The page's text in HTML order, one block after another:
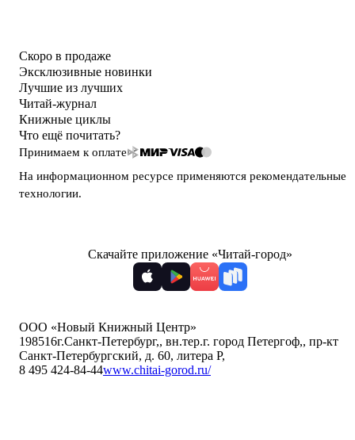
Скоро в продаже
Эксклюзивные новинки
Лучшие из лучших
Читай-журнал
Книжные циклы
Что ещё почитать?
Принимаем к оплате
На информационном ресурсе применяются рекомендательные
технологии.
Скачайте приложение «Читай-город»
ООО «Новый Книжный Центр»
198516г.Санкт-Петербург,, вн.тер.г. город Петергоф,, пр-кт
Санкт-Петербургский, д. 60, литера Р,
8 495 424-84-44www.chitai-gorod.ru/